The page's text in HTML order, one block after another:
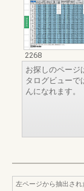
2268
お探しのページ
タログビューで
んになれます。
左ページから抽出され